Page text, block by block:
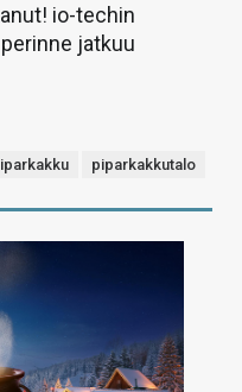
io-techin
jatkuu
piparkakkutalo